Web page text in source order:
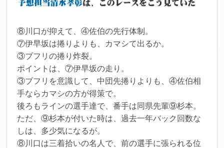
⑧川口が抑えて、④佐伯の先行体制。
⑦伊早坂は捲りよりも、カマシて出るか。
③ブフリの捲り炸裂。
ポイントは、⑦伊早坂の走り。
③ブフリを意識して、中団先捲りよりも、④佐伯相
手ならカマシの方が得策で。
後ろもラインの選手達で、番手は同県先輩⑨杉本。
ただ、⑨杉本が付いた時は、過去一年バック回数な
しは、多少気になるが。
⑧川口は三着拾いの名人で、前の選手に張られる位